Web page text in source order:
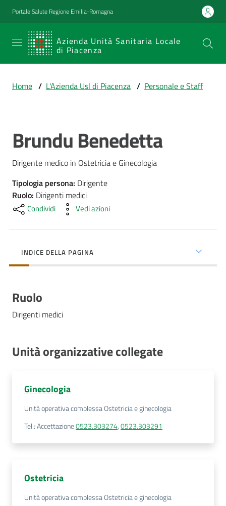
Vai al contenuto
Vai alla navigazione
Vai al footer
Portale Salute Regione Emilia-Romagna
Azienda Unità Sanitaria Locale
di Piacenza
SERVIZIO
SANITARIO
Emilia-
Sanitaria Locale
di Piacenza
Prestazioni
e
percorsi
cura
per...
e
territorio
Piacenza
Salute
Home / L'Azienda Usl di Piacenza / Personale e Staff
Salta al contenuto
Brundu Benedetta
Dirigente medico in Ostetricia e Ginecologia
Tipologia persona: Dirigente
Ruolo: Dirigenti medici
Condividi Vedi azioni
INDICE DELLA PAGINA
Ruolo
Dirigenti medici
Unità organizzative collegate
Ginecologia
Unità operativa complessa Ostetricia e ginecologia
Tel.:Accettazione0523.303274,0523.303291
Ostetricia
Unità operativa complessa Ostetricia e ginecologia